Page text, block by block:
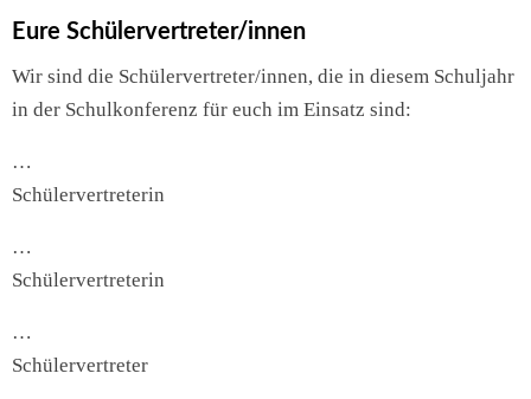
Eure Schülervertreter/innen
Wir sind die Schülervertreter/innen, die in diesem Schuljahr
in der Schulkonferenz für euch im Einsatz sind:
…
Schülervertreterin
…
Schülervertreterin
…
Schülervertreter